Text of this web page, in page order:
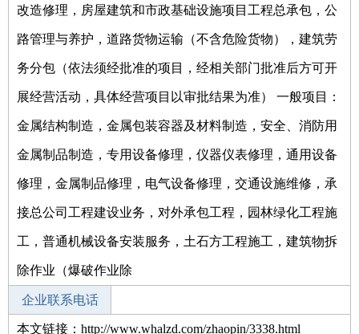
改造修理，房屋建筑和市政基础设施项目工程总承包，公
路管理与养护，道路货物运输（不含危险货物），建筑劳
务分包（依法须经批准的项目，经相关部门批准后方可开
展经营活动，具体经营项目以审批结果为准） 一般项目：
金属结构制造，金属包装容器及材料制造，安全、消防用
金属制品制造，专用设备修理，仪器仪表修理，通用设备
修理，金属制品修理，电气设备修理，交通设施维修，承
接总公司工程建设业务，对外承包工程，园林绿化工程施
工，普通机械设备安装服务，土石方工程施工，建筑物拆
除作业（爆破作业除
企业联系电话
本文链接：http://www.whalzd.com/zhaopin/3338.html